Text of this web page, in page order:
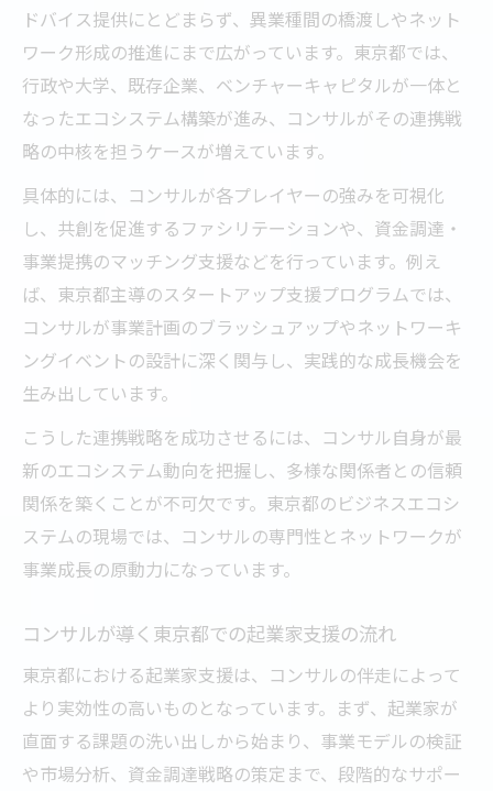
ドバイス提供にとどまらず、異業種間の橋渡しやネット
ワーク形成の推進にまで広がっています。東京都では、
行政や大学、既存企業、ベンチャーキャピタルが一体と
なったエコシステム構築が進み、コンサルがその連携戦
略の中核を担うケースが増えています。
具体的には、コンサルが各プレイヤーの強みを可視化
し、共創を促進するファシリテーションや、資金調達・
事業提携のマッチング支援などを行っています。例え
ば、東京都主導のスタートアップ支援プログラムでは、
コンサルが事業計画のブラッシュアップやネットワーキ
ングイベントの設計に深く関与し、実践的な成長機会を
生み出しています。
こうした連携戦略を成功させるには、コンサル自身が最
新のエコシステム動向を把握し、多様な関係者との信頼
関係を築くことが不可欠です。東京都のビジネスエコシ
ステムの現場では、コンサルの専門性とネットワークが
事業成長の原動力になっています。
コンサルが導く東京都での起業家支援の流れ
東京都における起業家支援は、コンサルの伴走によって
より実効性の高いものとなっています。まず、起業家が
直面する課題の洗い出しから始まり、事業モデルの検証
や市場分析、資金調達戦略の策定まで、段階的なサポー